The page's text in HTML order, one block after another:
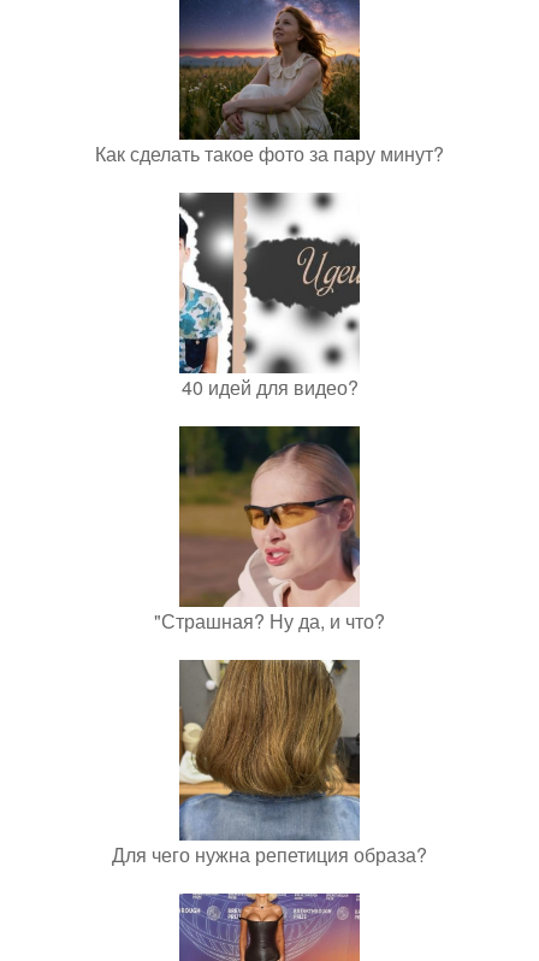
Как сделать такое фото за пару минут?
40 идей для видео?
"Страшная? Ну да, и что?
Для чего нужна репетиция образа?